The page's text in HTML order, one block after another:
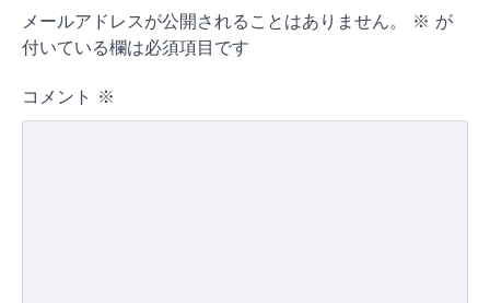
メールアドレスが公開されることはありません。 ※ が
付いている欄は必須項目です
コメント ※